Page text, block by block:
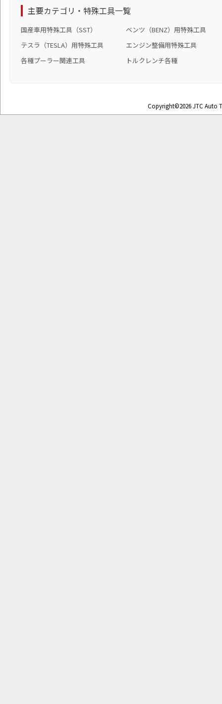
主要カテゴリ・特殊工具一覧
国産車用特殊工具（SST）
ベンツ（BENZ）用特殊工具
テスラ（TESLA）用特殊工具
エンジン整備用特殊工具
各種プーラー関連工具
トルクレンチ各種
Copyright©2026 JTC Auto